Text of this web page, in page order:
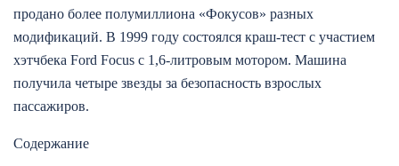
продано более полумиллиона «Фокусов» разных
модификаций. В 1999 году состоялся краш-тест с участием
хэтчбека Ford Focus с 1,6-литровым мотором. Машина
получила четыре звезды за безопасность взрослых
пассажиров.
Содержание